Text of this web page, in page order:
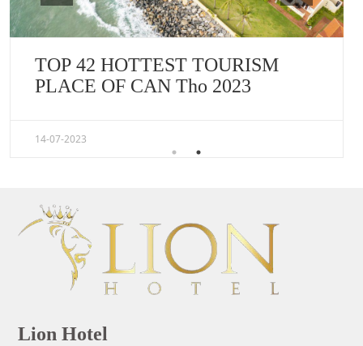
TOP 42 HOTTEST TOURISM
PLACE OF CAN Tho 2023
14-07-2023
Lion Hotel